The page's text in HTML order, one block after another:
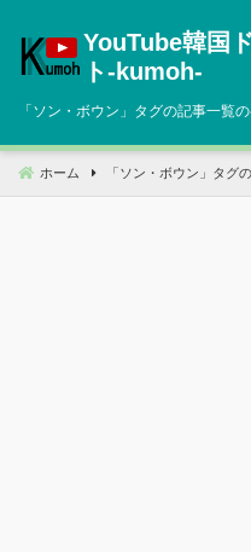
へ
動
YouTube韓国
ト‐kumoh‐
「ソン・ボウン 」タグの記事一覧の
ホーム 「 ソン・ボウン 」タグ